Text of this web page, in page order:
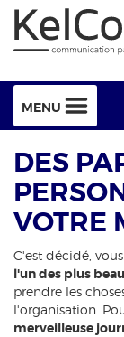
MENU
DES
VOTRE
C'est décidé,
l'un des plus
prendre les
l'organisation.
merveilleuse